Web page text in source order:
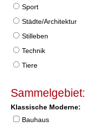
Sport
Städte/Architektur
Stilleben
Technik
Tiere
Sammelgebiet:
Klassische Moderne:
Bauhaus